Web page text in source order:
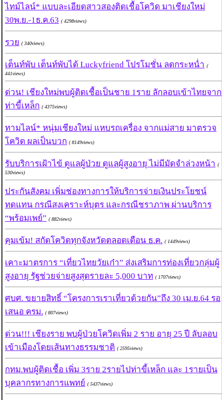
ไทม์ไลน์* แบบละเอียดสาวสองติดเชื้อโควิด มาเชียงใหม่
30พ.ย.-1ธ.ค.63 ( 4298views)
รวย ( 340views)
เต็นท์พับ เต็นท์พับได้ Luckyfriend โปรโมชั่น ลดกระหน่ำ (
441views)
ด่วน! เชียงใหม่พบผู้ติดเชื้อเป็นชาย 1ราย ลักลอบเข้าไทยจาก
ท่าขี้เหล็ก ( 4375views)
ทามไลน์* หนุ่มเชียงใหม่ แหบรถเครื่อง จากแม่สาย มาตรวจ
โควิด ผลเป็นบวก ( 8149views)
รับบริการเฝ้าไข้ ดูแลผู้ป่วย ดูแลผู้สูงอายุ ไม่มีมัดจำล่วงหน้า (
530views)
ประกันสังคม เพิ่มช่องทางการให้บริการจ่ายเงินประโยชน์
ทดแทน กรณีสงเคราะห์บุตร และกรณีชราภาพ ผ่านบริการ
“พร้อมเพย์” ( 882views)
คุมเข้ม! สกัดโควิดทุกจังหวัดตลอดเดือน ธ.ค. ( 1449views)
เคาะมาตรการ “เที่ยวไทยวัยเก๋า” ส่งเสริมการท่องเที่ยวกลุ่มผู้
สูงอายุ รัฐช่วยจ่ายสูงสุดรายละ 5,000 บาท ( 1707views)
ศบศ. ขยายสิทธิ์ “โครงการเราเที่ยวด้วยกัน”ถึง 30 เม.ย.64 รอ
เสนอ ครม. ( 807views)
ด่วน!!! เชียงราย พบผู้ป่วยโควิดเพิ่ม 2 ราย อายุ 25 ปี ลับลอบ
เข้าเมืองโดยเส้นทางธรรมชาติ ( 2595views)
กทม.พบผู้ติดเชื้อ เพิ่ม 3ราย 2รายไปท่าขี้เหล็ก และ 1รายเป็น
บุคลากรทางการแพทย์ ( 5437views)